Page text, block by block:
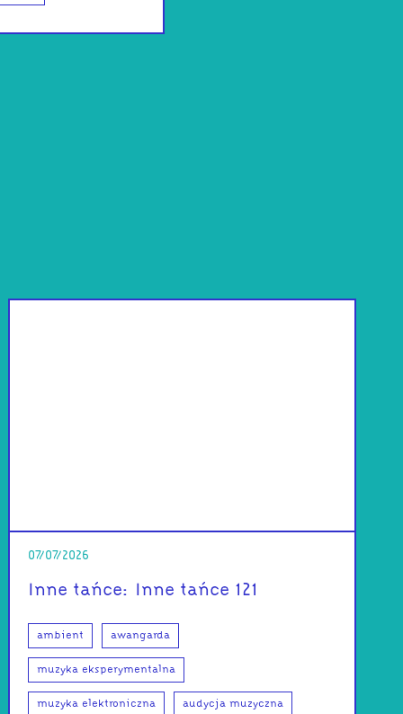
07/07/2026
Inne tańce: Inne tańce 121
ambient awangarda
muzyka eksperymentalna
muzyka elektroniczna audycja muzyczna